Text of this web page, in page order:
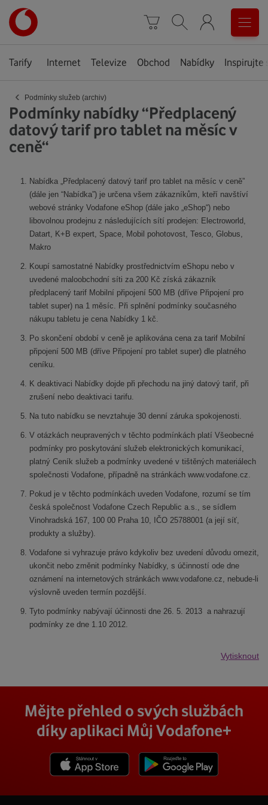
stránka
Košík
Vyhledávání
Menu
Tarify Internet Televize Obchod Nabídky Inspirujte
‹ Podmínky služeb (archiv)
Podmínky nabídky “Předplacený
datový tarif pro tablet na měsíc v
ceně“
Nabídka „Předplacený datový tarif pro tablet na měsíc v ceně”
(dále jen “Nabídka”) je určena všem zákazníkům, kteří navštíví
webové stránky Vodafone eShop (dále jako „eShop“) nebo
libovolnou prodejnu z následujících sítí prodejen: Electroworld,
Datart, K+B expert, Space, Mobil pohotovost, Tesco, Globus,
Makro
Koupí samostatné Nabídky prostřednictvím eShopu nebo v
uvedené maloobchodní síti za 200 Kč získá zákazník
předplacený tarif Mobilní připojení 500 MB (dříve Připojení pro
tablet super) na 1 měsíc. Při splnění podmínky současného
nákupu tabletu je cena Nabídky 1 kč.
Po skončení období v ceně je aplikována cena za tarif Mobilní
připojení 500 MB (dříve Připojení pro tablet super) dle platného
ceníku.
K deaktivaci Nabídky dojde při přechodu na jiný datový tarif, při
zrušení nebo deaktivaci tarifu.
Na tuto nabídku se nevztahuje 30 denní záruka spokojenosti.
V otázkách neupravených v těchto podmínkách platí Všeobecné
podmínky pro poskytování služeb elektronických komunikací,
platný Ceník služeb a podmínky uvedené v tištěných materiálech
společnosti Vodafone, případně na stránkách www.vodafone.cz.
Pokud je v těchto podmínkách uveden Vodafone, rozumí se tím
česká společnost Vodafone Czech Republic a.s., se sídlem
Vinohradská 167, 100 00 Praha 10, IČO 25788001 (a její síť,
produkty a služby).
Vodafone si vyhrazuje právo kdykoliv bez uvedení důvodu omezit,
ukončit nebo změnit podmínky Nabídky, s účinností ode dne
oznámení na internetových stránkách www.vodafone.cz, nebude-li
výslovně uveden termín pozdější.
Tyto podmínky nabývají účinnosti dne 26. 5. 2013 a nahrazují
podmínky ze dne 1.10 2012.
Vytisknout
Mějte přehled o svých službách
díky aplikaci Můj Vodafone+